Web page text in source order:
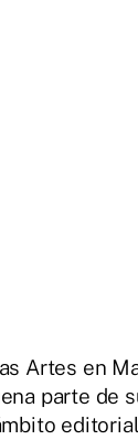
Artes en
parte de